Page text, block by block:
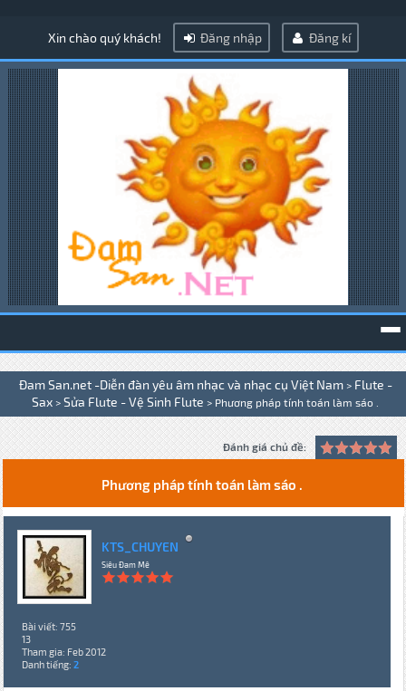
Xin chào quý khách! Đăng nhập Đăng kí
Đam San.net -Diễn đàn yêu âm nhạc và nhạc cụ Việt Nam > Flute -
Sax > Sửa Flute - Vệ Sinh Flute > Phương pháp tính toán làm sáo .
Đánh giá chủ đề:
Phương pháp tính toán làm sáo .
KTS_CHUYEN
Siêu Đam Mê
Bài viết: 755
13
Tham gia: Feb 2012
Danh tiếng: 2